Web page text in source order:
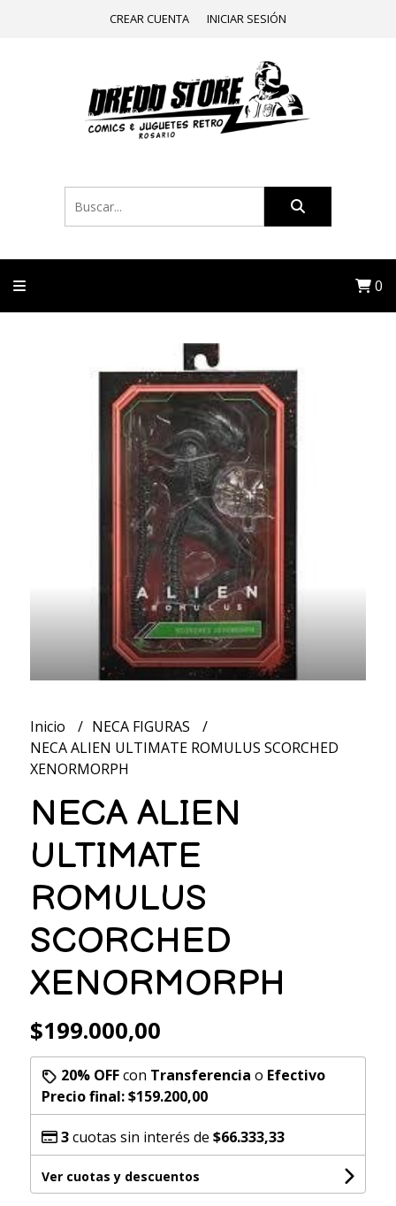
CREAR CUENTA INICIAR SESIÓN
0
Inicio
NECA FIGURAS
NECA ALIEN ULTIMATE ROMULUS SCORCHED
XENORMORPH
NECA ALIEN
ULTIMATE
ROMULUS
SCORCHED
XENORMORPH
$199.000,00
20% OFFcon Transferencia o Efectivo
Precio final:$159.200,00
3cuotas sin interés de $66.333,33
Ver cuotas y descuentos